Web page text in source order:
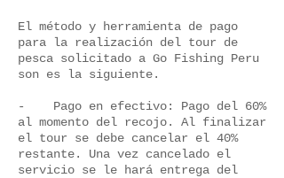
El método y herramienta de pago
para la realización del tour de
pesca solicitado a Go Fishing Peru
son es la siguiente.
- Pago en efectivo: Pago del 60%
al momento del recojo. Al finalizar
el tour se debe cancelar el 40%
restante. Una vez cancelado el
servicio se le hará entrega del